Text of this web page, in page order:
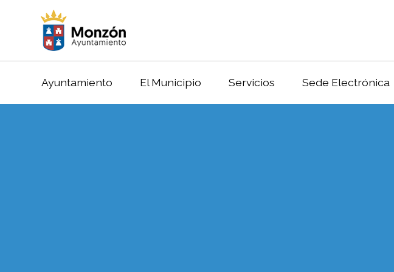
Ayuntamiento El Municipio Servicios Sede Electrónica